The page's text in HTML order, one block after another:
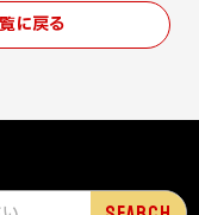
に戻る